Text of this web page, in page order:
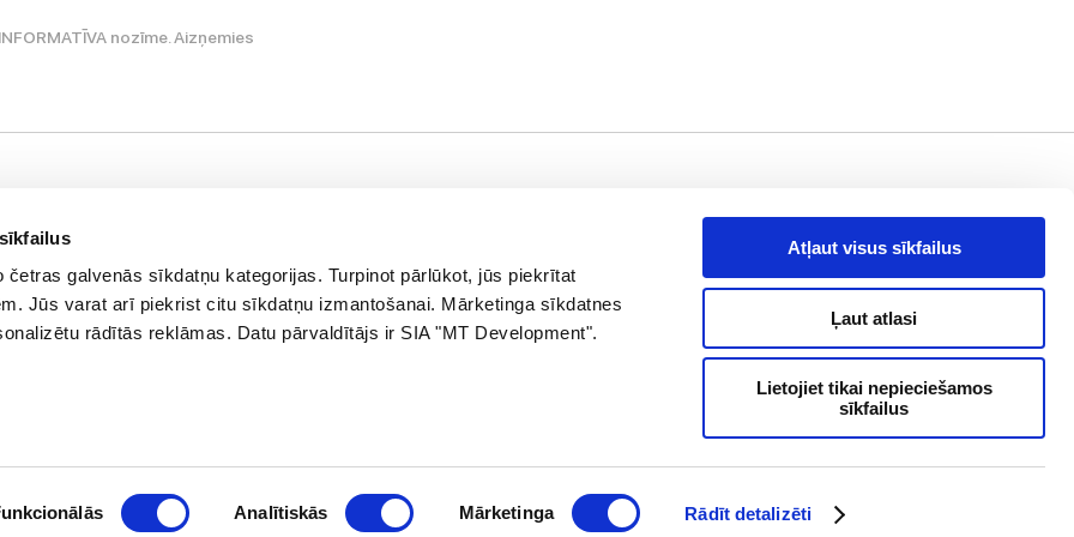
četras galvenās sīkdatņu kategorijas. Turpinot pārlūkot, jūs piekrītat
Jūs varat arī piekrist citu sīkdatņu izmantošanai. Mārketinga sīkdatnes
rādītās reklāmas. Datu pārvaldītājs ir SIA "MT Development".
Analītiskās Mārketinga Rādīt detalizēti
Atļaut visus sīkfailus
Ļaut atlasi
Lietojiet tikai nepieciešamos
sīkfailus
nozīme. Aizņemies
ar mums
E-pasta adrese Abonēt
+371 26 60 60 60